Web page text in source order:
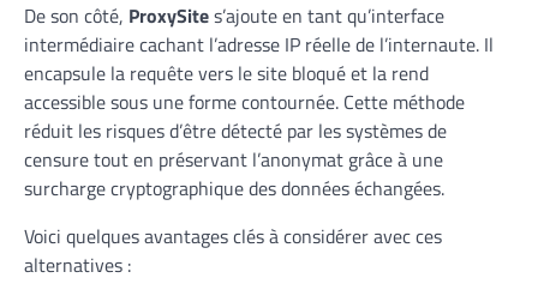
De son côté, ProxySites’ajoute en tant qu’interface
intermédiaire cachant l’adresse IP réelle de l’internaute. Il
encapsule la requête vers le site bloqué et la rend
accessible sous une forme contournée. Cette méthode
réduit les risques d’être détecté par les systèmes de
censure tout en préservant l’anonymat grâce à une
surcharge cryptographique des données échangées.
Voici quelques avantages clés à considérer avec ces
alternatives :